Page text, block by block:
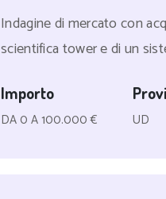
Indagine di mercato con
scientifica tower e di un
Importo
DA 0 A 100.000 € UD